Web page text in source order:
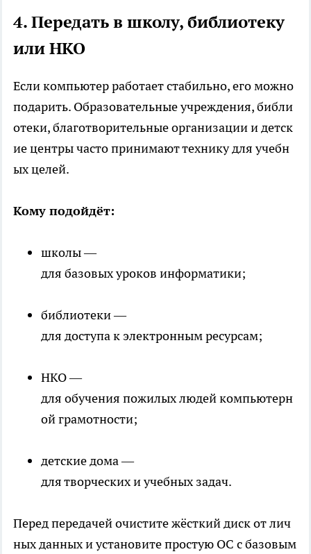
4. Передать в школу, библиотеку
или НКО
Если компьютер работает стабильно, его можно
подарить. Образовательные учреждения, библи
отеки, благотворительные организации и детск
ие центры часто принимают технику для учебн
ых целей.
Кому подойдёт:
школы —
для базовых уроков информатики;
библиотеки —
для доступа к электронным ресурсам;
НКО —
для обучения пожилых людей компьютерн
ой грамотности;
детские дома —
для творческих и учебных задач.
Перед передачей очистите жёсткий диск от лич
ных данных и установите простую ОС с базовым